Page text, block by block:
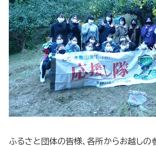
ふるさと団体の皆様、各所からお越し